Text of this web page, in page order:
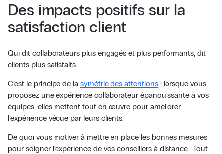
Des impacts positifs sur la
satisfaction client
Qui dit collaborateurs plus engagés et plus performants, dit
clients plus satisfaits.
C’est le principe de la symétrie des attentions: lorsque vous
proposez une expérience collaborateur épanouissante à vos
équipes, elles mettent tout en œuvre pour améliorer
l’expérience vécue par leurs clients.
De quoi vous motiver à mettre en place les bonnes mesures
pour soigner l’expérience de vos conseillers à distance… Tout